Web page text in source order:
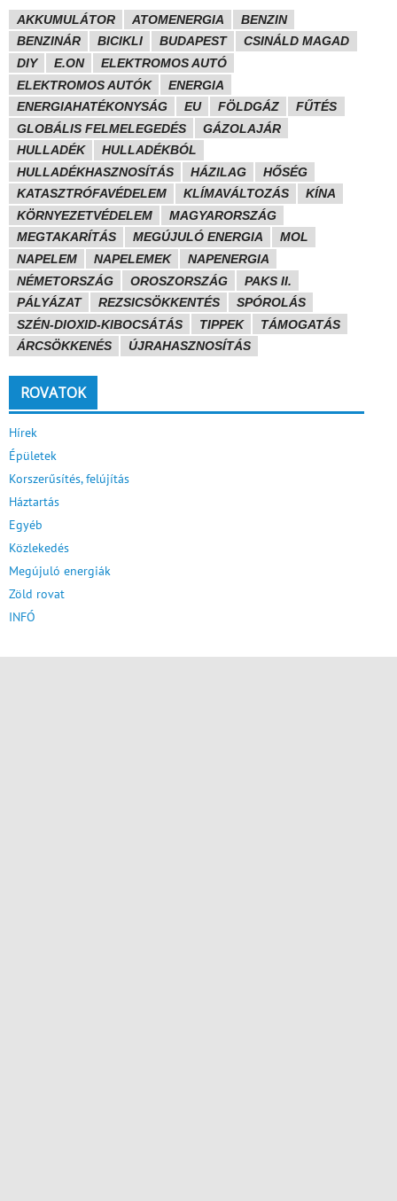
AKKUMULÁTOR ATOMENERGIA
BENZIN
BENZINÁR
BICIKLI BUDAPEST
CSINÁLD MAGAD
DIY
E.ON
ELEKTROMOS AUTÓ
ELEKTROMOS AUTÓK
ENERGIA
ENERGIAHATÉKONYSÁG
EU FÖLDGÁZ
FŰTÉS
GLOBÁLIS FELMELEGEDÉS
GÁZOLAJÁR
HULLADÉK
HULLADÉKBÓL
HULLADÉKHASZNOSÍTÁS
HÁZILAG
HŐSÉG
KATASZTRÓFAVÉDELEM
KLÍMAVÁLTOZÁS
KÍNA
KÖRNYEZETVÉDELEM
MAGYARORSZÁG
MEGTAKARÍTÁS
MEGÚJULÓ ENERGIA
MOL
NAPELEM
NAPELEMEK
NAPENERGIA
NÉMETORSZÁG
OROSZORSZÁG
PAKS II.
PÁLYÁZAT
REZSICSÖKKENTÉS
SPÓROLÁS
SZÉN-DIOXID-KIBOCSÁTÁS
TIPPEK
TÁMOGATÁS
ÁRCSÖKKENÉS
ÚJRAHASZNOSÍTÁS
ROVATOK
Hírek
Épületek
Korszerűsítés, felújítás
Háztartás
Egyéb
Közlekedés
Megújuló energiák
Zöld rovat
INFÓ